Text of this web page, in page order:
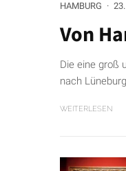
HAMBURG ·
Von
Die eine groß
nach
WEITERLESEN